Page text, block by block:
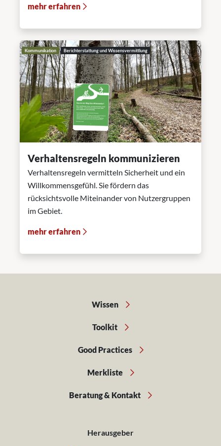
mehr erfahren
Kommunikation Berichterstattung und Wissensvermittlung
Verhaltensregeln kommunizieren
Verhaltensregeln vermitteln Sicherheit und ein
Willkommensgefühl. Sie fördern das
rücksichtsvolle Miteinander von Nutzergruppen
im Gebiet.
mehr erfahren
Wissen
Toolkit
Good Practices
Merkliste
Beratung & Kontakt
Herausgeber